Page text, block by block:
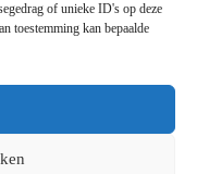
of unieke ID's op deze
toestemming kan bepaalde